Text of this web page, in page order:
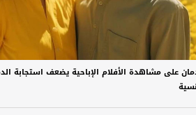
على مشاهدة الأفلام الإباحية يضعف استجابة